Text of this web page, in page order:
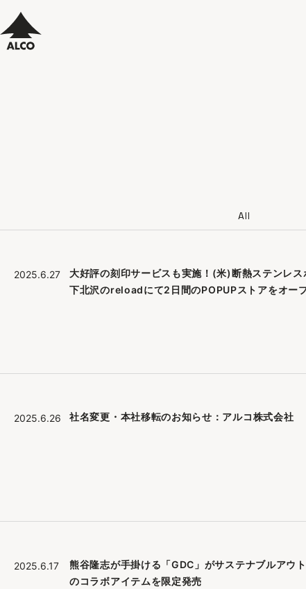
All
2025.6.27
大好評の刻印サービスも実施！(米)断熱ステンレ
下北沢のreloadにて2日間のPOPUPストアをオープ
2025.6.26 社名変更・本社移転のお知らせ：アルコ株式会社
2025.6.17
熊谷隆志が手掛ける「GDC」がサステナブルア
のコラボアイテムを限定発売